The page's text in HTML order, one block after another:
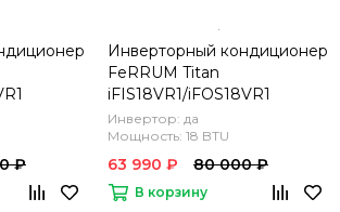
₽
Инверторный кондиционер
FeRRUM Titan
iFIS18VR1/iFOS18VR1
Инвертор: да
Мощность: 18 BTU
63 990 ₽ 80 000 ₽
В корзину